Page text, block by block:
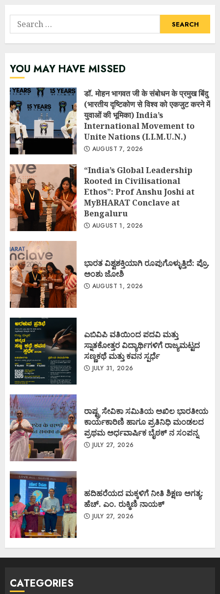
Search
for:
YOU MAY HAVE MISSED
डॉ. मोहन भागवत जी के संबोधन के प्रमुख बिंदु
(भारतीय दृष्टिकोण से विश्व को एकजुट करने में
युवाओं की भूमिका) India’s
International Movement to
Unite Nations (I.I.M.U.N.)
AUGUST 7, 2026
“India’s Global Leadership
Rooted in Civilisational
Ethos”: Prof Anshu Joshi at
MyBHARAT Conclave at
Bengaluru
AUGUST 1, 2026
ಭಾರತ ವಿಶ್ವಶಕ್ತಿಯಾಗಿ ರೂಪುಗೊಳ್ಳುತ್ತಿದೆ: ಪ್ರೊ.
ಅಂಶು ಜೋಶಿ
AUGUST 1, 2026
ಎಬಿವಿಪಿ ವತಿಯಿಂದ ಪದವಿ ಮತ್ತು
ಸ್ನಾತಕೋತ್ತರ ವಿದ್ಯಾರ್ಥಿಗಳಿಗೆ ರಾಜ್ಯಮಟ್ಟದ
ಸಣ್ಣಕಥೆ ಮತ್ತು ಕವನ ಸ್ಪರ್ಧೆ
JULY 31, 2026
ರಾಷ್ಟ್ರ ಸೇವಿಕಾ ಸಮಿತಿಯ ಅಖಿಲ ಭಾರತೀಯ
ಕಾರ್ಯಕಾರಿಣಿ ಹಾಗೂ ಪ್ರತಿನಿಧಿ ಮಂಡಲದ
ಪ್ರಥಮ ಅರ್ಧವಾರ್ಷಿಕ ಬೈಠಕ್ ನ ಸಂಪನ್ನ
JULY 27, 2026
ಹದಿಹರೆಯದ ಮಕ್ಕಳಿಗೆ ನೀತಿ ಶಿಕ್ಷಣ ಅಗತ್ಯ:
ಹೆಚ್. ಎಂ. ರುಕ್ಮಿಣಿ ನಾಯಕ್
JULY 27, 2026
CATEGORIES